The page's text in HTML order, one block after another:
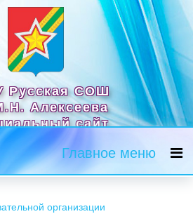
Русская СОШ
Алексеева
сайт
Главное меню
организации